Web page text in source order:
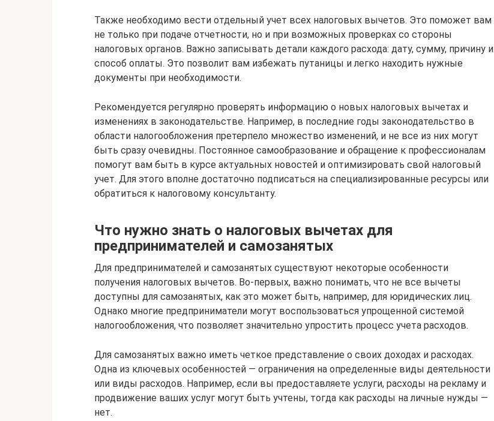
Также необходимо вести отдельный учет всех налоговых вычетов. Это поможет вам
не только при подаче отчетности, но и при возможных проверках со стороны
налоговых органов. Важно записывать детали каждого расхода: дату, сумму, причину и
способ оплаты. Это позволит вам избежать путаницы и легко находить нужные
документы при необходимости.
Рекомендуется регулярно проверять информацию о новых налоговых вычетах и
изменениях в законодательстве. Например, в последние годы законодательство в
области налогообложения претерпело множество изменений, и не все из них могут
быть сразу очевидны. Постоянное самообразование и обращение к профессионалам
помогут вам быть в курсе актуальных новостей и оптимизировать свой налоговый
учет. Для этого вполне достаточно подписаться на специализированные ресурсы или
обратиться к налоговому консультанту.
Что нужно знать о налоговых вычетах для
предпринимателей и самозанятых
Для предпринимателей и самозанятых существуют некоторые особенности
получения налоговых вычетов. Во-первых, важно понимать, что не все вычеты
доступны для самозанятых, как это может быть, например, для юридических лиц.
Однако многие предприниматели могут воспользоваться упрощенной системой
налогообложения, что позволяет значительно упростить процесс учета расходов.
Для самозанятых важно иметь четкое представление о своих доходах и расходах.
Одна из ключевых особенностей — ограничения на определенные виды деятельности
или виды расходов. Например, если вы предоставляете услуги, расходы на рекламу и
продвижение ваших услуг могут быть учтены, тогда как расходы на личные нужды —
нет.